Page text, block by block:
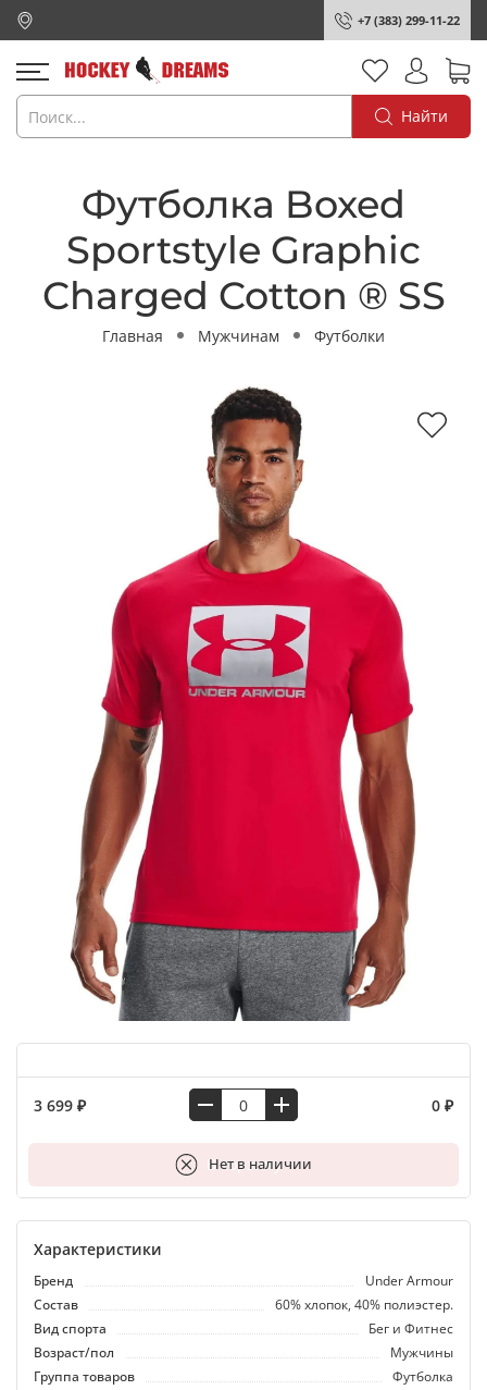
+7 (383) 299-11-22
Найти
Футболка Boxed
Sportstyle Graphic
Charged Cotton ® SS
Главная Мужчинам Футболки
3 699 ₽ 0 ₽
Нет в наличии
В корзину
Характеристики
Бренд
Under Armour
Состав
60% хлопок, 40% полиэстер.
Вид спорта
Бег и Фитнес
Возраст/пол
Мужчины
Группа товаров
Футболка